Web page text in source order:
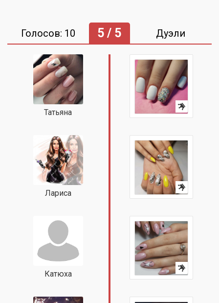
Голосов: 10 5 / 5 Дуэли
Татьяна
Лариса
Катюха